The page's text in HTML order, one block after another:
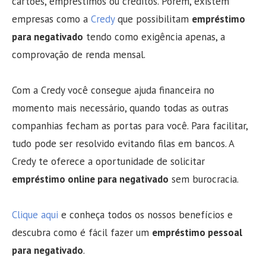
empresas como a Credyque possibilitam empréstimo
para negativado tendo como exigência apenas, a
comprovação de renda mensal.
Com a Credy você consegue ajuda financeira no
momento mais necessário, quando todas as outras
companhias fecham as portas para você. Para facilitar,
tudo pode ser resolvido evitando filas em bancos. A
Credy te oferece a oportunidade de solicitar
empréstimo online para negativado sem burocracia.
Clique aqui e conheça todos os nossos benefícios e
descubra como é fácil fazer um empréstimo pessoal
para negativado.